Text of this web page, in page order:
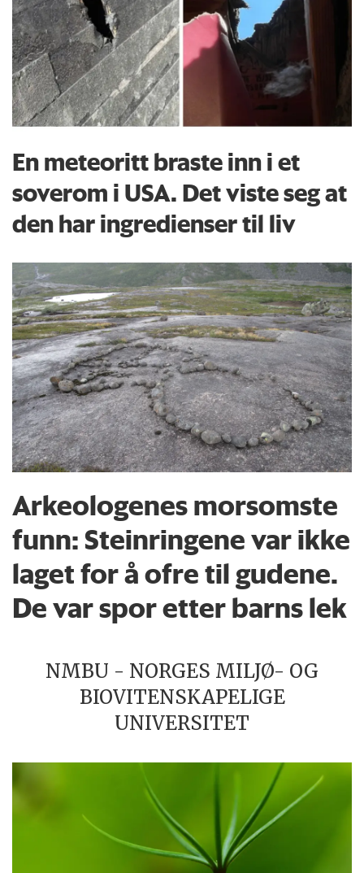
En meteoritt braste inn i et
soverom i USA. Det viste seg at
den har ingredienser til liv
Arkeologenes morsomste
funn: Steinringene var ikke
laget for å ofre til gudene.
De var spor etter barns lek
NMBU - NORGES MILJØ- OG
BIOVITENSKAPELIGE
UNIVERSITET